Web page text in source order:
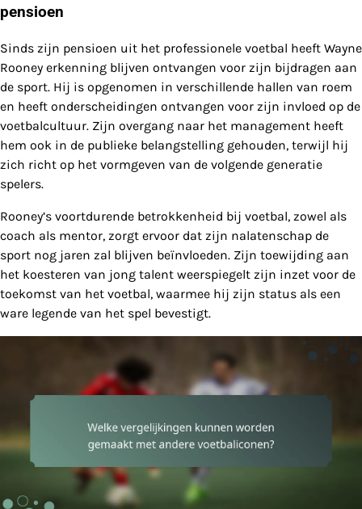
pensioen
Sinds zijn pensioen uit het professionele voetbal heeft Wayne
Rooney erkenning blijven ontvangen voor zijn bijdragen aan
de sport. Hij is opgenomen in verschillende hallen van roem
en heeft onderscheidingen ontvangen voor zijn invloed op de
voetbalcultuur. Zijn overgang naar het management heeft
hem ook in de publieke belangstelling gehouden, terwijl hij
zich richt op het vormgeven van de volgende generatie
spelers.
Rooney’s voortdurende betrokkenheid bij voetbal, zowel als
coach als mentor, zorgt ervoor dat zijn nalatenschap de
sport nog jaren zal blijven beïnvloeden. Zijn toewijding aan
het koesteren van jong talent weerspiegelt zijn inzet voor de
toekomst van het voetbal, waarmee hij zijn status als een
ware legende van het spel bevestigt.